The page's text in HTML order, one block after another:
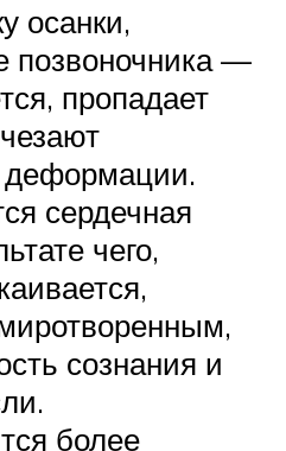
осанки,
позвоночника —
пропадает
деформации.
сердечная
чего,
сознания и
более